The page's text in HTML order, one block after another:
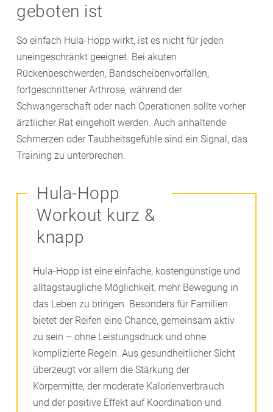
geboten ist
So einfach Hula-Hopp wirkt, ist es nicht für jeden
uneingeschränkt geeignet. Bei akuten
Rückenbeschwerden, Bandscheibenvorfällen,
fortgeschrittener Arthrose, während der
Schwangerschaft oder nach Operationen sollte vorher
ärztlicher Rat eingeholt werden. Auch anhaltende
Schmerzen oder Taubheitsgefühle sind ein Signal, das
Training zu unterbrechen.
Hula-Hopp
Workout kurz &
knapp
Hula-Hopp ist eine einfache, kostengünstige und
alltagstaugliche Möglichkeit, mehr Bewegung in
das Leben zu bringen. Besonders für Familien
bietet der Reifen eine Chance, gemeinsam aktiv
zu sein – ohne Leistungsdruck und ohne
komplizierte Regeln. Aus gesundheitlicher Sicht
überzeugt vor allem die Stärkung der
Körpermitte, der moderate Kalorienverbrauch
und der positive Effekt auf Koordination und